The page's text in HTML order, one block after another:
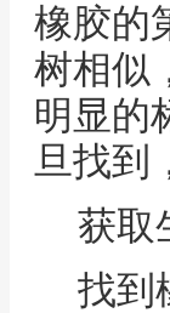
橡胶的
树相似
明显的
旦找到
获取
找到